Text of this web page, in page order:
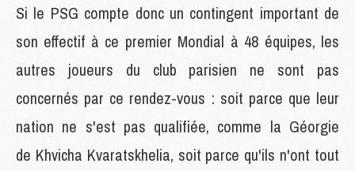
Si le PSG compte donc un contingent important de
son effectif à ce premier Mondial à 48 équipes, les
autres joueurs du club parisien ne sont pas
concernés par ce rendez-vous : soit parce que leur
nation ne s'est pas qualifiée, comme la Géorgie
de Khvicha Kvaratskhelia, soit parce qu'ils n'ont tout